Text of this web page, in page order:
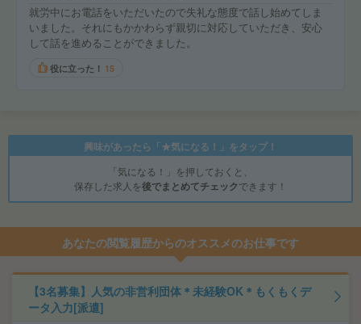
就労中にお電話をいただいたので失礼な態度で話し始めてしま
いました。それにもかかわらず親切に対応していただき、安心
して話を進めることができました。
役に立った！ 15
興味があったら「★気になる！」をタップ！
「気になる！」を押しておくと、
保存した求人を後でまとめてチェックできます！
あなたの閲覧履歴からのオススメのお仕事です
【3名募集】人気の非営利団体＊未経験OK＊もくもくデ
ータ入力[派遣]